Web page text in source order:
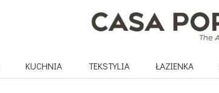
KUCHNIA TEKSTYLIA ŁAZIENKA